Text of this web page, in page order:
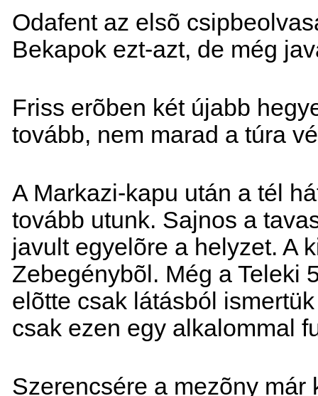
Odafent az elsõ
Bekapok ezt-azt, de még
Friss erõben két újabb
tovább, nem marad a túra
A Markazi-kapu után a tél
tovább utunk. Sajnos a
javult egyelõre a helyzet. A
Zebegénybõl. Még a Teleki
elõtte csak látásból
csak ezen egy alkalommal
Szerencsére a mezõny már